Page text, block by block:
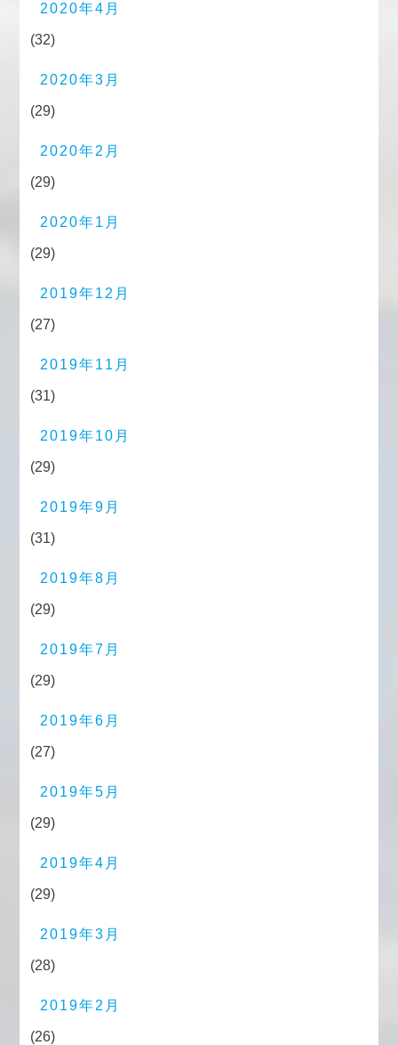
2020年4月
(32)
2020年3月
(29)
2020年2月
(29)
2020年1月
(29)
2019年12月
(27)
2019年11月
(31)
2019年10月
(29)
2019年9月
(31)
2019年8月
(29)
2019年7月
(29)
2019年6月
(27)
2019年5月
(29)
2019年4月
(29)
2019年3月
(28)
2019年2月
(26)